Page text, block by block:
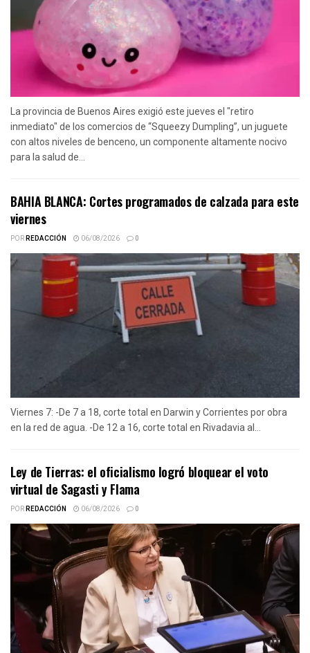
La provincia de Buenos Aires exigió este jueves el "retiro
inmediato" de los comercios de “Squeezy Dumpling”, un juguete
con altos niveles de benceno, un componente altamente nocivo
para la salud de...
BAHIA BLANCA: Cortes programados de calzada para este
viernes
PORREDACCIÓN 06/08/2026 0
Viernes 7: -De 7 a 18, corte total en Darwin y Corrientes por obra
en la red de agua. -De 12 a 16, corte total en Rivadavia al...
Ley de Tierras: el oficialismo logró bloquear el voto
virtual de Sagasti y Flama
PORREDACCIÓN 06/08/2026 0